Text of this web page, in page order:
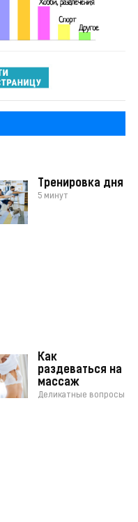
Тренировка дня
5 минут
Как
раздеваться на
массаж
Деликатные вопросы